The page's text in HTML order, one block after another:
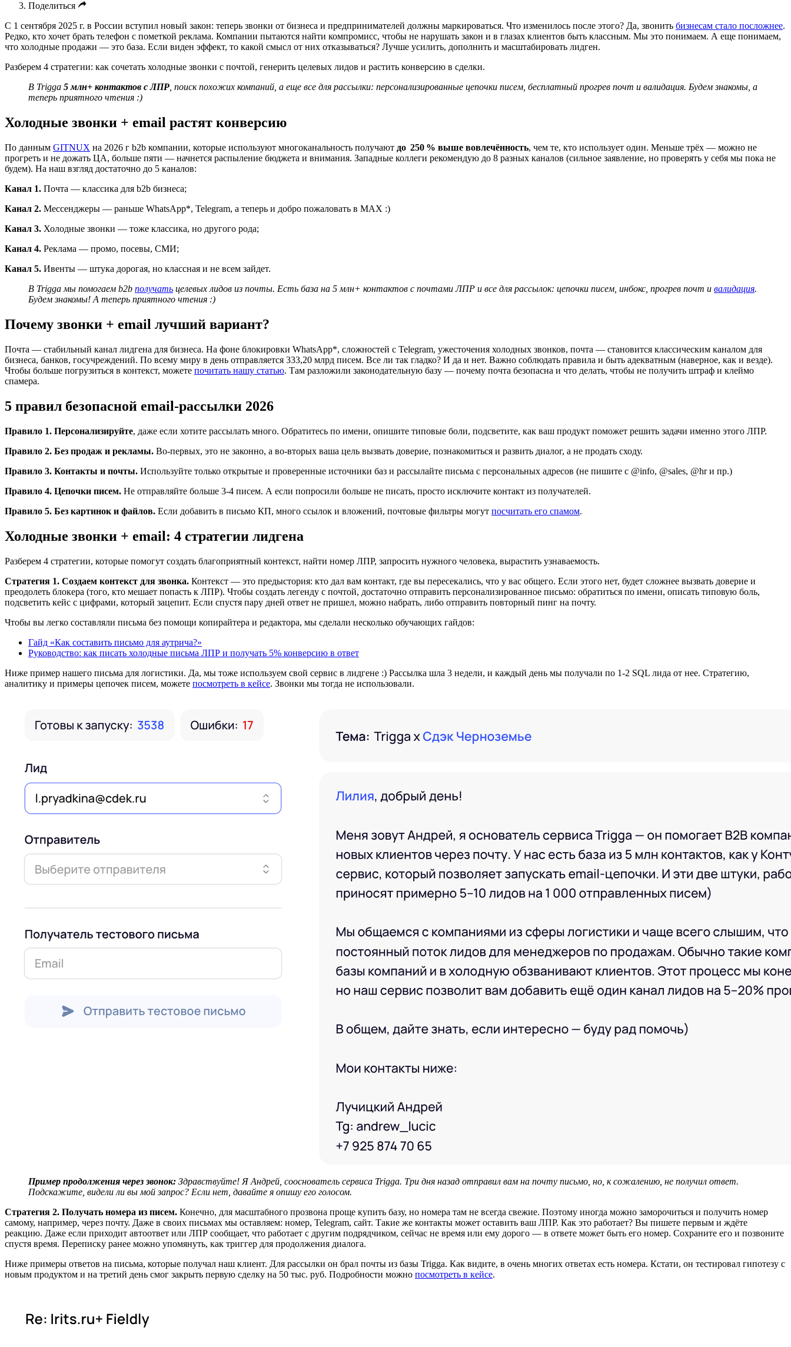
Поделиться
С 1 сентября 2025 г. в России вступил новый закон: теперь звонки от бизнеса и предпринимателей должны маркироваться. Что изменилось после этого? Да, звонить бизнесам стало посложнее.
Редко, кто хочет брать телефон с пометкой реклама. Компании пытаются найти компромисс, чтобы не нарушать закон и в глазах клиентов быть классным. Мы это понимаем. А еще понимаем,
что холодные продажи — это база. Если виден эффект, то какой смысл от них отказываться? Лучше усилить, дополнить и масштабировать лидген.
Разберем 4 стратегии: как сочетать холодные звонки с почтой, генерить целевых лидов и растить конверсию в сделки.
В Trigga 5 млн+ контактов с ЛПР, поиск похожих компаний, а еще все для рассылки: персонализированные цепочки писем, бесплатный прогрев почт и валидация. Будем знакомы, а
теперь приятного чтения :)
Холодные звонки + email растят конверсию
По данным GITNUX на 2026 г b2b компании, которые используют многоканальность получают до 250 % выше вовлечённость, чем те, кто использует один. Меньше трёх — можно не
прогреть и не дожать ЦА, больше пяти — начнется распыление бюджета и внимания. Западные коллеги рекомендую до 8 разных каналов (сильное заявление, но проверять у себя мы пока не
будем). На наш взгляд достаточно до 5 каналов:
Канал 1. Почта — классика для b2b бизнеса;
Канал 2. Мессенджеры — раньше WhatsApp*, Telegram, а теперь и добро пожаловать в MAX :)
Канал 3. Холодные звонки — тоже классика, но другого рода;
Канал 4. Реклама — промо, посевы, СМИ;
Канал 5. Ивенты — штука дорогая, но классная и не всем зайдет.
В Trigga мы помогаем b2b получать целевых лидов из почты. Есть база на 5 млн+ контактов с почтами ЛПР и все для рассылок: цепочки писем, инбокс, прогрев почт и валидация.
Будем знакомы! А теперь приятного чтения :)
Почему звонки + email лучший вариант?
Почта — стабильный канал лидгена для бизнеса. На фоне блокировки WhatsApp*, сложностей с Telegram, ужесточения холодных звонков, почта — становится классическим каналом для
бизнеса, банков, госучреждений. По всему миру в день отправляется 333,20 млрд писем. Все ли так гладко? И да и нет. Важно соблюдать правила и быть адекватным (наверное, как и везде).
Чтобы больше погрузиться в контекст, можете почитать нашу статью. Там разложили законодательную базу — почему почта безопасна и что делать, чтобы не получить штраф и клеймо
спамера.
5 правил безопасной email-рассылки 2026
Правило 1. Персонализируйте, даже если хотите рассылать много. Обратитесь по имени, опишите типовые боли, подсветите, как ваш продукт поможет решить задачи именно этого ЛПР.
Правило 2. Без продаж и рекламы. Во-первых, это не законно, а во-вторых ваша цель вызвать доверие, познакомиться и развить диалог, а не продать сходу.
Правило 3. Контакты и почты. Используйте только открытые и проверенные источники баз и рассылайте письма с персональных адресов (не пишите с @info, @sales, @hr и пр.)
Правило 4. Цепочки писем. Не отправляйте больше 3-4 писем. А если попросили больше не писать, просто исключите контакт из получателей.
Правило 5. Без картинок и файлов. Если добавить в письмо КП, много ссылок и вложений, почтовые фильтры могут посчитать его спамом.
Холодные звонки + email: 4 стратегии лидгена
Разберем 4 стратегии, которые помогут создать благоприятный контекст, найти номер ЛПР, запросить нужного человека, вырастить узнаваемость.
Стратегия 1. Создаем контекст для звонка. Контекст — это предыстория: кто дал вам контакт, где вы пересекались, что у вас общего. Если этого нет, будет сложнее вызвать доверие и
преодолеть блокера (того, кто мешает попасть к ЛПР). Чтобы создать легенду с почтой, достаточно отправить персонализированное письмо: обратиться по имени, описать типовую боль,
подсветить кейс с цифрами, который зацепит. Если спустя пару дней ответ не пришел, можно набрать, либо отправить повторный пинг на почту.
Чтобы вы легко составляли письма без помощи копирайтера и редактора, мы сделали несколько обучающих гайдов:
Гайд «Как составить письмо для аутрича?»
Руководство: как писать холодные письма ЛПР и получать 5% конверсию в ответ
Ниже пример нашего письма для логистики. Да, мы тоже используем свой сервис в лидгене :) Рассылка шла 3 недели, и каждый день мы получали по 1-2 SQL лида от нее. Стратегию,
аналитику и примеры цепочек писем, можете посмотреть в кейсе. Звонки мы тогда не использовали.
Пример продолжения через звонок: Здравствуйте! Я Андрей, сооснователь сервиса Trigga. Три дня назад отправил вам на почту письмо, но, к сожалению, не получил ответ.
Подскажите, видели ли вы мой запрос? Если нет, давайте я опишу его голосом.
Стратегия 2. Получать номера из писем. Конечно, для масштабного прозвона проще купить базу, но номера там не всегда свежие. Поэтому иногда можно заморочиться и получить номер
самому, например, через почту. Даже в своих письмах мы оставляем: номер, Telegram, cайт. Такие же контакты может оставить ваш ЛПР. Как это работает? Вы пишете первым и ждёте
реакцию. Даже если приходит автоответ или ЛПР сообщает, что работает с другим подрядчиком, сейчас не время или ему дорого — в ответе может быть его номер. Сохраните его и позвоните
спустя время. Переписку ранее можно упомянуть, как триггер для продолжения диалога.
Ниже примеры ответов на письма, которые получал наш клиент. Для рассылки он брал почты из базы Trigga. Как видите, в очень многих ответах есть номера. Кстати, он тестировал гипотезу с
новым продуктом и на третий день смог закрыть первую сделку на 50 тыс. руб. Подробности можно посмотреть в кейсе.